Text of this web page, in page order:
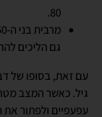
80.
גם הליכים
עם זאת, בסופו של
גיל. כאשר המצב
עפעפיים ולפתור את